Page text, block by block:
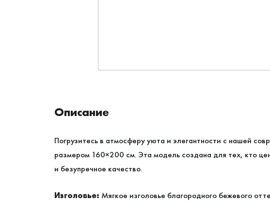
Описание
Погрузитесь в атмосферу уюта и элегантности с нашей
размером 160×200 см. Эта модель создана для тех, кто
и безупречное качество.
Изголовье: Мягкое изголовье благородного бежевого